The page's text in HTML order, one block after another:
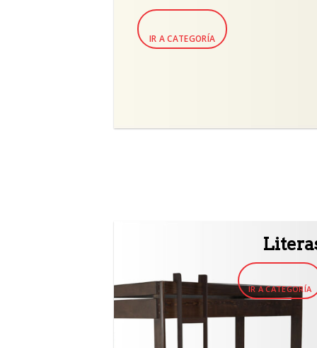
IR A CATEGORÍA
IR A CATEGORÍA